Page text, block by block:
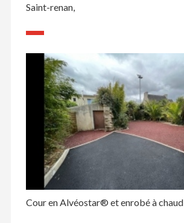
Saint-renan,
Cour en Alvéostar® et enrobé à chaud